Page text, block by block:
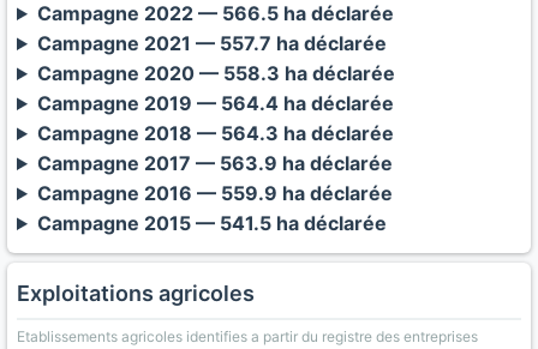
Campagne 2022 — 566.5 ha déclarée
Campagne 2021 — 557.7 ha déclarée
Campagne 2020 — 558.3 ha déclarée
Campagne 2019 — 564.4 ha déclarée
Campagne 2018 — 564.3 ha déclarée
Campagne 2017 — 563.9 ha déclarée
Campagne 2016 — 559.9 ha déclarée
Campagne 2015 — 541.5 ha déclarée
Exploitations agricoles
Etablissements agricoles identifies a partir du registre des entreprises